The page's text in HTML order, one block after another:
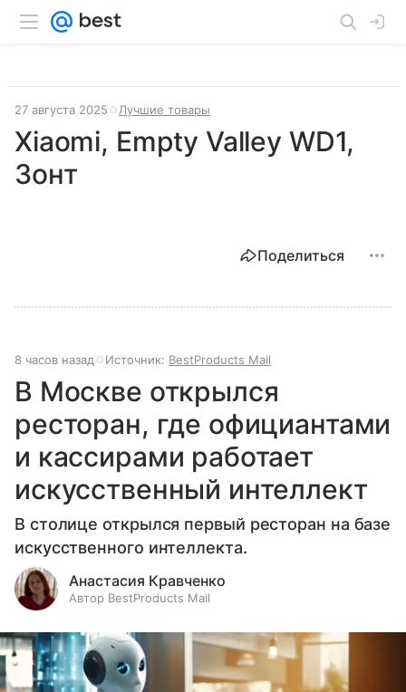
27 августа 2025 Лучшие товары
Xiaomi, Empty Valley WD1,
Зонт
Поделиться
8 часов назад Источник: BestProducts Mail
В Москве открылся
ресторан, где официантами
и кассирами работает
искусственный интеллект
В столице открылся первый ресторан на базе
искусственного интеллекта.
Анастасия Кравченко
Автор BestProducts Mail